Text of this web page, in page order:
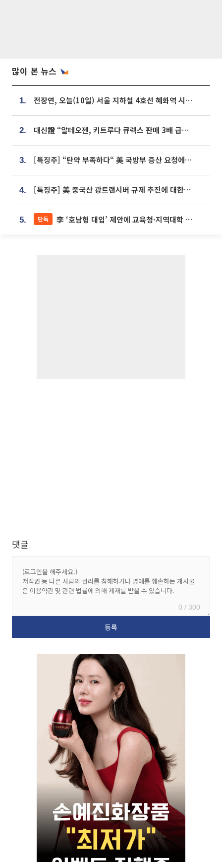
많이 본 뉴스
1. 전장연, 오늘(10일) 서울 지하철 4호선 혜화역 시위…1호선 용산역 무정차
2. 대신證 “알테오젠, 키트루다 큐렉스 판매 3배 급증…목표가 41만원 상향”
3. [특징주] “탄약 부족하다“ 美 국방부 증산 요청에⋯국내 방산주 급등세
4. [특징주] 美 중국산 광트랜시버 규제 추진에 대한광통신 등 광통신株 강세
5. 단독 李 ‘호남형 대입’ 제안에 교육청·지역대학 서·논술형 입시 연계 '착수'
댓글
0 / 300